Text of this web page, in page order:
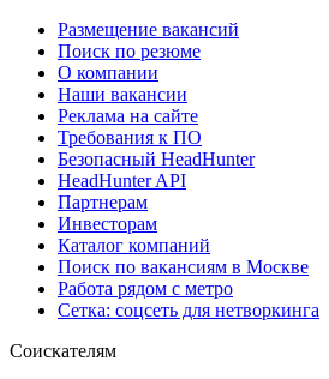
Размещение вакансий
Поиск по резюме
О компании
Наши вакансии
Реклама на сайте
Требования к ПО
Безопасный HeadHunter
HeadHunter API
Партнерам
Инвесторам
Каталог компаний
Поиск по вакансиям в Москве
Работа рядом с метро
Сетка: соцсеть для нетворкинга
Соискателям